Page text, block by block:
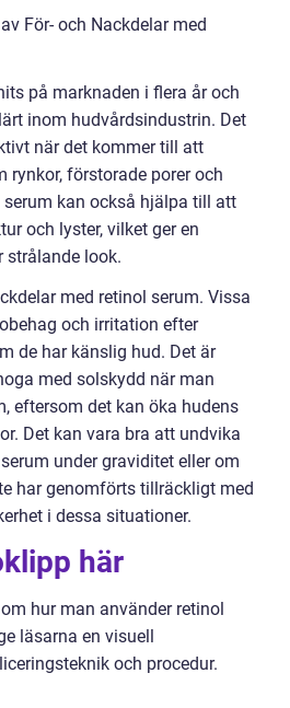
För- och Nackdelar med
på marknaden i flera år och
inom hudvårdsindustrin. Det
när det kommer till att
rynkor, förstorade porer och
kan också hjälpa till att
och lyster, vilket ger en
strålande look.
med retinol serum. Vissa
och irritation efter
de har känslig hud. Det är
med solskydd när man
eftersom det kan öka hudens
Det kan vara bra att undvika
under graviditet eller om
har genomförts tillräckligt med
i dessa situationer.
här
hur man använder retinol
läsarna en visuell
och procedur.